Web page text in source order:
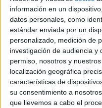
información en un
datos personales, como
estándar enviada por un
personalizado, medición de
investigación de audiencia y
permiso, nosotros y
localización geográfica
características de
su consentimiento a
que llevemos a cabo el